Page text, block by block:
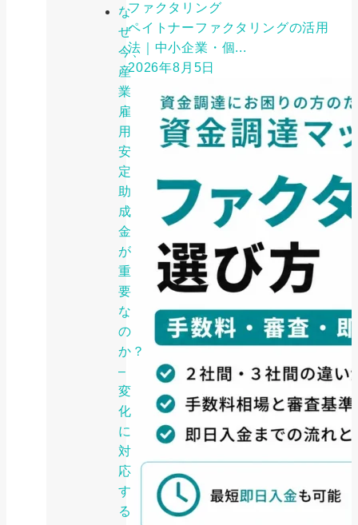
な
ぜ
今、
産
業
雇
用
安
定
助
成
金
が
重
要
な
の
か？
–
変
化
に
対
応
す
る
ファクタリング
ペイトナーファクタリングの活用
法｜中小企業・個...
2026年8月5日